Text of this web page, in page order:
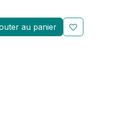
au panier